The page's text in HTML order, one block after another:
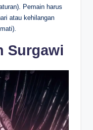
Pemain harus
atau kehilangan
Surgawi